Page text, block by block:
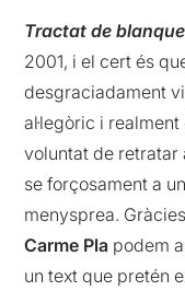
Tractat de
2001, i el cert és
desgraciadament
al·legòric i
voluntat de retratar
se forçosament a
menysprea.
Carme Pla podem
un text que pretén